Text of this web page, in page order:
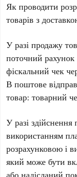
Як проводити
товарів з
У разі продажу
поточний рахунок
фіскальний чек
В поштове
товар: товарний
У разі здійснення
використанням
розрахунковою і
який може бути
або надісланий